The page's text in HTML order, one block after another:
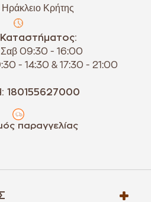
Κρήτης
Σαβ 09:30 - 16:00
- 14:30 & 17:30 - 21:00
180155627000
παραγγελίας